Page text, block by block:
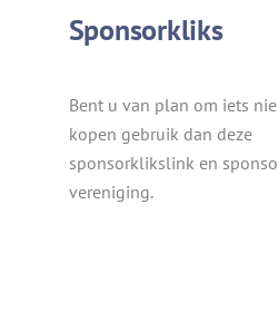
Sponsorkliks
Bent u van plan om iets
kopen gebruik dan deze
sponsorklikslink en
vereniging.